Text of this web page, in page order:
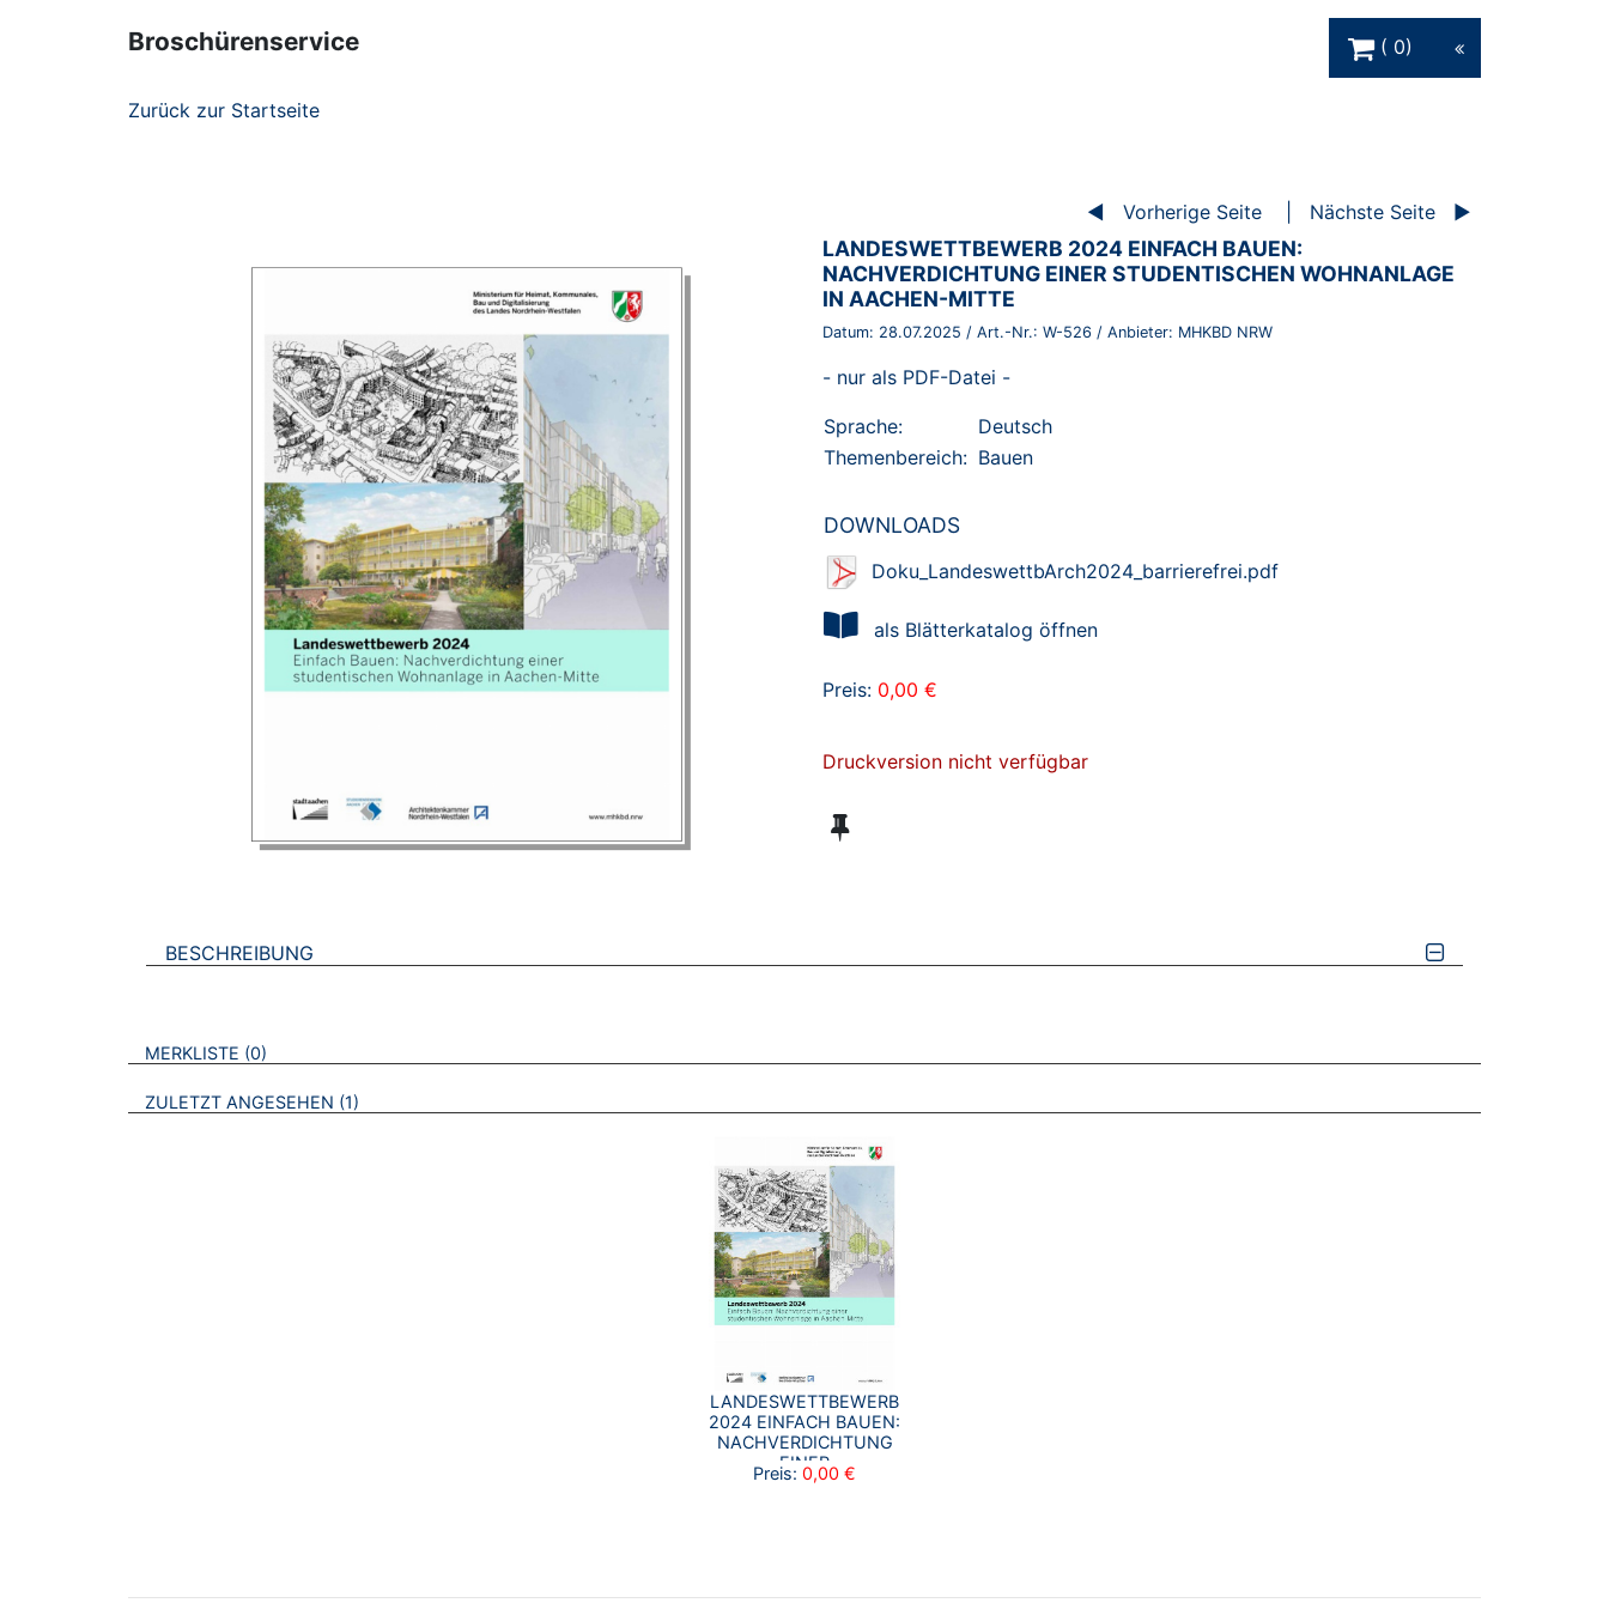
Broschürenservice
0
Zurück zur Startseite
Vorherige Seite Nächste Seite
BROSCHÜRE:
LANDESWETTBEWERB 2024 EINFACH BAUEN:
NACHVERDICHTUNG EINER STUDENTISCHEN WOHNANLAGE
IN AACHEN-MITTE
Datum: 28.07.2025 / Art.-Nr.: W-526 / Anbieter: MHKBD NRW
- nur als PDF-Datei -
Sprache:
Deutsch
Themenbereich: Bauen
DOWNLOADS
Doku_LandeswettbArch2024_barrierefrei.pdf
als Blätterkatalog öffnen
Preis: 0,00 €
Druckversion nicht verfügbar
BESCHREIBUNG
VERWEISE AUF VERMERKTE- ODER ZULETZT ANGESEHENE BROSCHÜREN
MERKLISTE 0
ZULETZT ANGESEHEN 1
LANDESWETTBEWERB
2024 EINFACH BAUEN:
NACHVERDICHTUNG
EINER
STUDENTISCHEN
Preis: 0,00 €